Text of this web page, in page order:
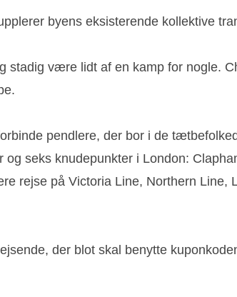
byens eksisterende kollektive
være lidt af en kamp for nogle.
pendlere, der bor i de
seks knudepunkter i London:
rejse på Victoria Line, Northern
der blot skal benytte